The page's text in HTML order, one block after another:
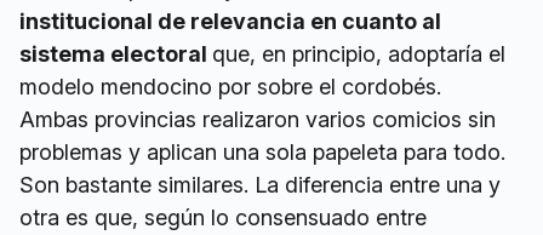
institucional de relevancia en cuanto al
sistema electoral que, en principio, adoptaría el
modelo mendocino por sobre el cordobés.
Ambas provincias realizaron varios comicios sin
problemas y aplican una sola papeleta para todo.
Son bastante similares. La diferencia entre una y
otra es que, según lo consensuado entre